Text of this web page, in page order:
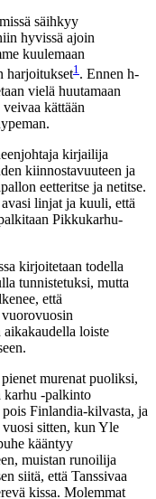
säihkyy
hyvissä ajoin
kuulemaan
harjoitukset1. Ennen h-
vielä huutamaan
veivaa kättään
kirjailija
kiinnostavuuteen ja
eetteritse ja netitse.
linjat ja kuuli, että
Pikkukarhu-
kirjoitetaan todella
tunnistetuksi, mutta
että
loiste
murenat puoliksi,
karhu -palkinto
Finlandia-kilvasta, ja
sitten, kun Yle
kääntyy
muistan runoilija
siitä, että Tanssivaa
kissa. Molemmat